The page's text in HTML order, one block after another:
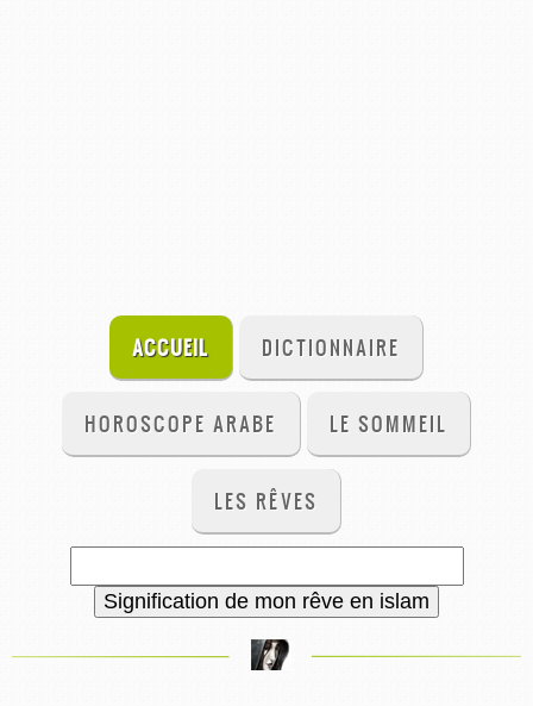
ACCUEIL DICTIONNAIRE
HOROSCOPE ARABE LE SOMMEIL
LES RÊVES